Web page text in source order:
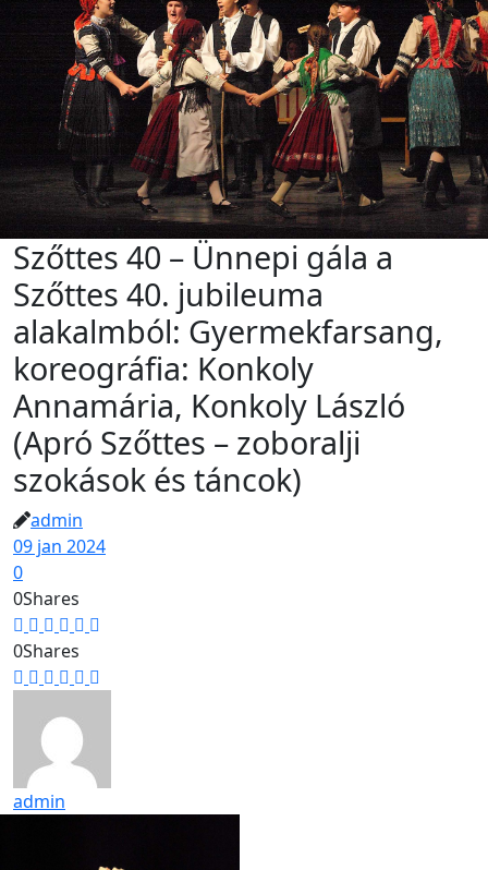
Szőttes 40 – Ünnepi gála a
Szőttes 40. jubileuma
alakalmból: Gyermekfarsang,
koreográfia: Konkoly
Annamária, Konkoly László
(Apró Szőttes – zoboralji
szokások és táncok)
admin
09 jan 2024
0
0Shares
0Shares
admin